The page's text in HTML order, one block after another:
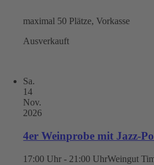
maximal 50 Plätze, Vorkasse
Ausverkauft
Sa.
14
Nov.
2026
4er Weinprobe mit Jazz-
17:00 Uhr - 21:00 UhrWeingut